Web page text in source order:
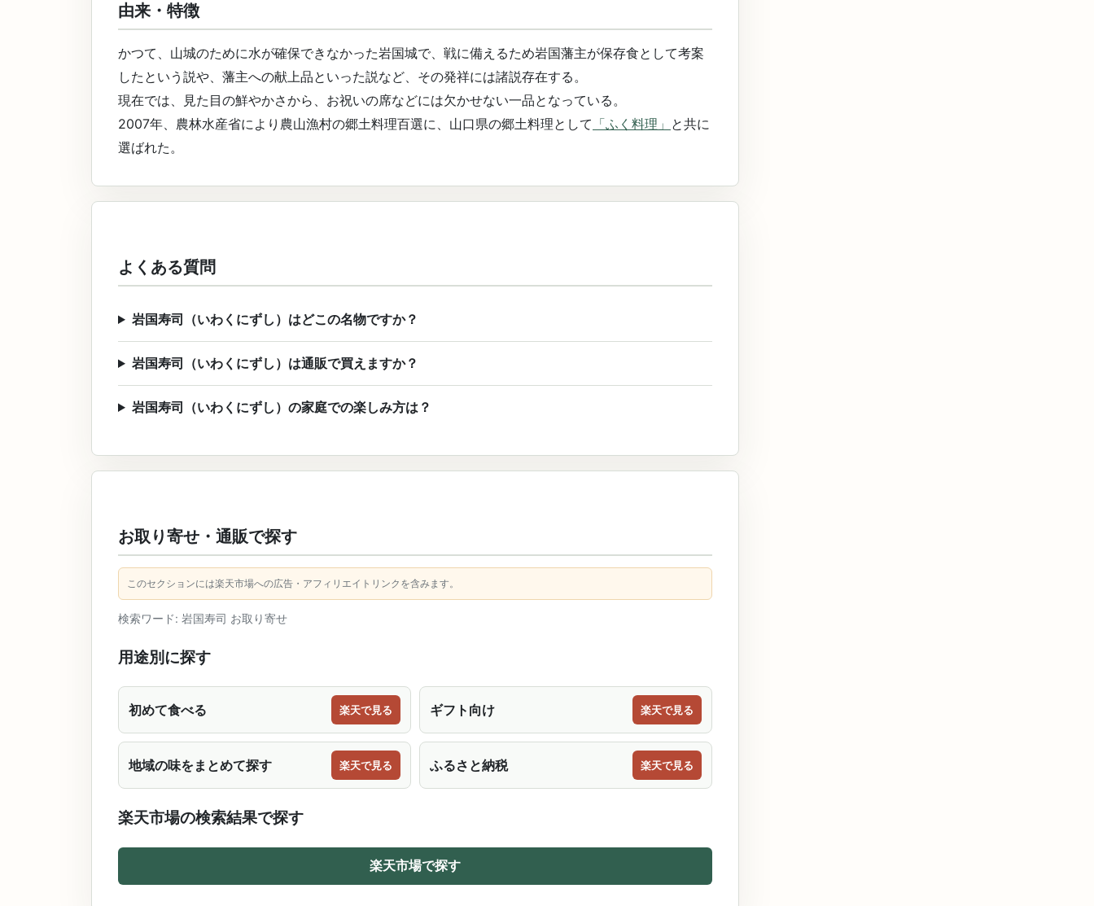
由来・特徴
かつて、山城のために水が確保できなかった岩国城で、戦に備えるため岩国藩主が保存食として考案
したという説や、藩主への献上品といった説など、その発祥には諸説存在する。
現在では、見た目の鮮やかさから、お祝いの席などには欠かせない一品となっている。
2007年、農林水産省により農山漁村の郷土料理百選に、山口県の郷土料理として 「ふく料理」 と共に
選ばれた。
よくある質問
岩国寿司（いわくにずし）はどこの名物ですか？
岩国寿司（いわくにずし）は通販で買えますか？
岩国寿司（いわくにずし）の家庭での楽しみ方は？
お取り寄せ・通販で探す
このセクションには楽天市場への広告・アフィリエイトリンクを含みます。
検索ワード: 岩国寿司 お取り寄せ
用途別に探す
初めて食べる 楽天で見る ギフト向け 楽天で見る
地域の味をまとめて探す 楽天で見る ふるさと納税 楽天で見る
楽天市場の検索結果で探す
楽天市場で探す